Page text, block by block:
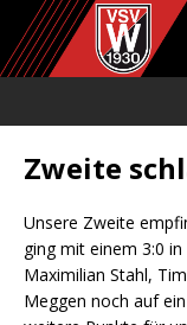
Zweite
Unsere Zweite
ging mit einem 3:0 in
Maximilian Stahl,
Meggen noch auf